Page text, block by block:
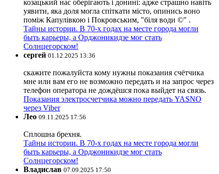
козацький нас оберігають і донині: адже страшно навіть
уявити, яка доля могла спіткати місто, опинись воно
поміж Капулівкою і Покровським, "біля води ©" .
Тайны истории. В 70-х годах на месте города могли
быть карьеры, а Орджоникидзе мог стать
Солнцегорском!
сергей 01.12.2025 13:36
скажите пожалуйста кому нужны показания счётчика
мне или вам его не возможно передать и на запрос через
телефон оператора не дождёшся пока выйдет на связь.
Показания электросчетчика можно передать YASNO
через Viber
Лео 09.11.2025 17:56
Сплошна брехня.
Тайны истории. В 70-х годах на месте города могли
быть карьеры, а Орджоникидзе мог стать
Солнцегорском!
Владислав 07.09.2025 17:50